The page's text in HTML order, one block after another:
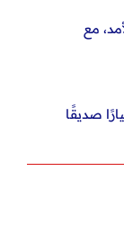
مع
صديقًا